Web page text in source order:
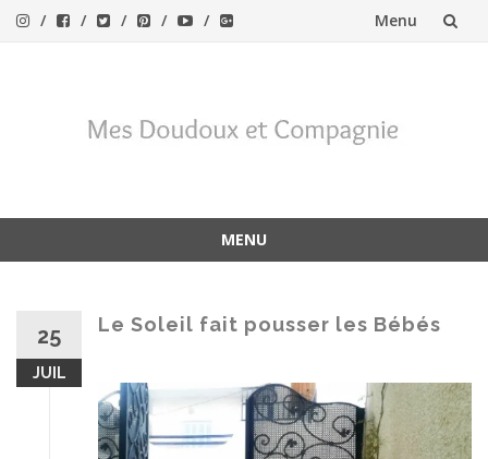
Menu
MENU
25
JUIL
Le Soleil fait pousser les Bébés